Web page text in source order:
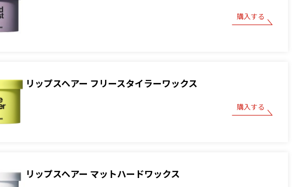
購入する
リップスヘアー フリースタイラーワックス
購入する
リップスヘアー マットハードワックス